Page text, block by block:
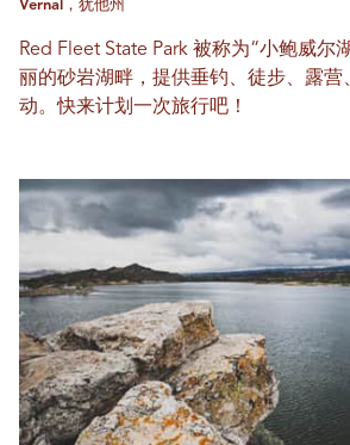
Vernal，犹他州
Red Fleet State Park 被称为“小鲍威尔
丽的砂岩湖畔，提供垂钓、徒步、露
动。快来计划一次旅行吧！